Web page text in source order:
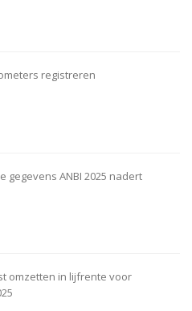
registreren
gegevens ANBI 2025 nadert
omzetten in lijfrente voor